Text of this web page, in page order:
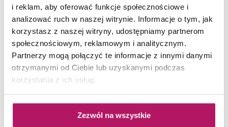
i reklam, aby oferować funkcje społecznościowe i
analizować ruch w naszej witrynie. Informacje o tym, jak
korzystasz z naszej witryny, udostępniamy partnerom
społecznościowym, reklamowym i analitycznym.
Partnerzy mogą połączyć te informacje z innymi danymi
otrzymanymi od Ciebie lub uzyskanymi podczas
korzystania z ich usług.
Zezwól na wszystkie
Gres inspirowany betonem
Azario Livid
Płytki z piękną powierzchnią inspirowaną surowym